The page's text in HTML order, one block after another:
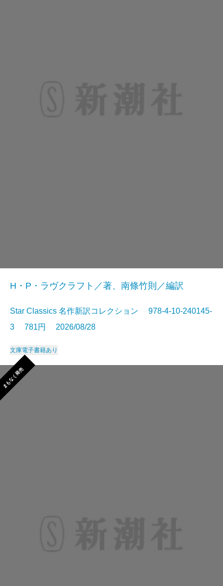
H・P・ラヴクラフト／著、南條竹則／編訳
Star Classics 名作新訳コレクション 978-4-10-240145-
3 781円 2026/08/28
文庫電子書籍あり
まもなく発売